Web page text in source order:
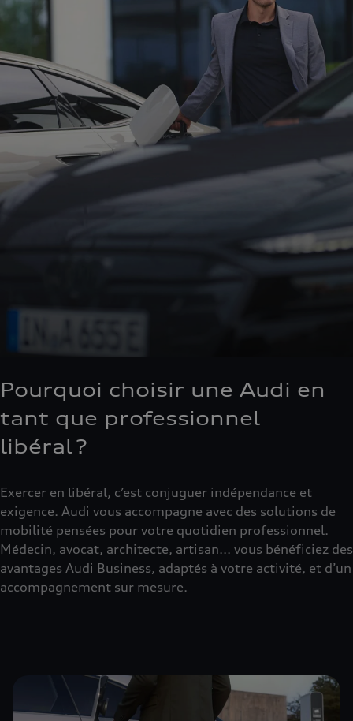
Pourquoi choisir une Audi en
tant que professionnel
libéral ?
Exercer en libéral, c’est conjuguer indépendance et
exigence. Audi vous accompagne avec des solutions de
mobilité pensées pour votre quotidien professionnel.
Médecin, avocat, architecte, artisan... vous bénéficiez des
avantages Audi Business, adaptés à votre activité, et d’un
accompagnement sur mesure.